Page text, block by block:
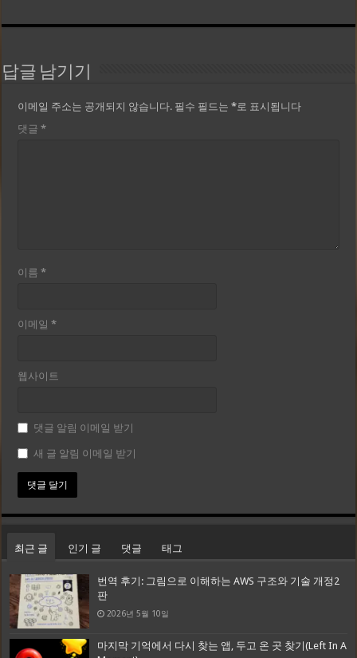
답글 남기기
이메일 주소는 공개되지 않습니다. 필수 필드는*로 표시됩니다
댓글*
이름*
이메일*
웹사이트
댓글 알림 이메일 받기
새 글 알림 이메일 받기
최근 글 인기 글 댓글 태그
번역 후기: 그림으로 이해하는 AWS 구조와 기술 개정2
판
2026년 5월 10일
마지막 기억에서 다시 찾는 앱, 두고 온 곳 찾기(Left In A